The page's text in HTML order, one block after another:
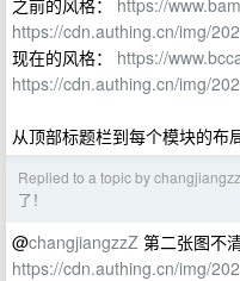
之前的风格： https://
https://cdn.authing.cn/img/
现在的风格： https://
https://cdn.authing.cn/img/
从顶部标题栏到每个模块的布
Replied to a topic by
了！
@changjiangzzZ 第二张图不
https://cdn.authing.cn/img/